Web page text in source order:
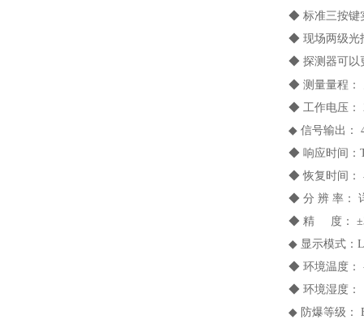
◆ 标准三按键
◆ 现场两级光
◆ 探测器可以
◆ 测量量程：
◆ 工作电压：
◆ 信号输出：
◆ 响应时间：
◆ 恢复时间：
◆ 分 辨 率：
◆ 精 度：
◆ 显示模式：
◆ 环境温度：
◆ 环境湿度：
◆ 防爆等级：